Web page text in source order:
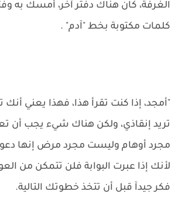
الغرفة، كان هناك دفتر آخر، أمسك به
كلمات مكتوبة بخط "آدم" .
"أمجد، إذا كنت تقرأ هذا، فهذا يعني أنك
تريد إنقاذي، ولكن هناك شيء يجب أن
مجرد أوهام وليست مجرد مرض إنها
لأنك إذا عبرت البوابة فلن تتمكن من
فكر جيدآ قبل أن تتخذ خطوتك التالية.